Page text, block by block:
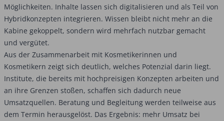
Möglichkeiten. Inhalte lassen sich digitalisieren und als Teil von
Hybridkonzepten integrieren. Wissen bleibt nicht mehr an die
Kabine gekoppelt, sondern wird mehrfach nutzbar gemacht
und vergütet.
Aus der Zusammenarbeit mit Kosmetikerinnen und
Kosmetikern zeigt sich deutlich, welches Potenzial darin liegt.
Institute, die bereits mit hochpreisigen Konzepten arbeiten und
an ihre Grenzen stoßen, schaffen sich dadurch neue
Umsatzquellen. Beratung und Begleitung werden teilweise aus
dem Termin herausgelöst. Das Ergebnis: mehr Umsatz bei